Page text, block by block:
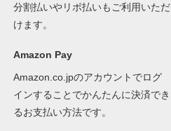
分割払いやリボ払いもご利用いただ
けます。
Amazon Pay
Amazon.co.jpのアカウントでログ
インすることでかんたんに決済でき
るお支払い方法です。